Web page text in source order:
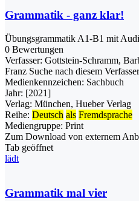
Grammatik - ganz klar!
Übungsgrammatik A1-B1 mit
0 Bewertungen
Verfasser: Gottstein-Schramm,
Franz Suche nach diesem Verfasser
Medienkennzeichen: Sachbuch
Jahr: [2021]
Verlag: München, Hueber Verlag
Reihe: Deutsch als Fremdsprache
Mediengruppe: Print
Zum Download von externem
Tab geöffnet
lädt
Grammatik mal vier